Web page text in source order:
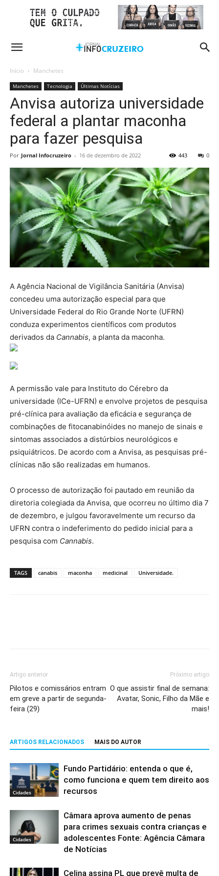
Início Manchetes
Manchetes Tecnologia Últimas Notícias
Anvisa autoriza universidade
federal a plantar maconha
para fazer pesquisa
Por Jornal Infocruzeiro - 16 de dezembro de 2022 0
443
A Agência Nacional de Vigilância Sanitária (Anvisa)
concedeu uma autorização especial para que
Universidade Federal do Rio Grande Norte (UFRN)
conduza experimentos científicos com produtos
derivados da Cannabis, a planta da maconha.
A permissão vale para Instituto do Cérebro da
universidade (ICe-UFRN) e envolve projetos de pesquisa
pré-clínica para avaliação da eficácia e segurança de
combinações de fitocanabinóides no manejo de sinais e
sintomas associados a distúrbios neurológicos e
psiquiátricos. De acordo com a Anvisa, as pesquisas pré-
clínicas não são realizadas em humanos.
O processo de autorização foi pautado em reunião da
diretoria colegiada da Anvisa, que ocorreu no último dia 7
de dezembro, e julgou favoravelmente um recurso da
UFRN contra o indeferimento do pedido inicial para a
pesquisa com Cannabis.
TAGS canabis maconha medicinal Universidade.
Artigo anterior
Pilotos e comissários entram
em greve a partir de segunda-
feira (29)
Próximo artigo
O que assistir final de semana:
Avatar, Sonic, Filho da Mãe e
mais!
ARTIGOS RELACIONADOS MAIS DO AUTOR
Cidades
Fundo Partidário: entenda o que é,
como funciona e quem tem direito aos
recursos
Cidades
Câmara aprova aumento de penas
para crimes sexuais contra crianças e
adolescentes Fonte: Agência Câmara
de Notícias
Celina assina PL que prevê multa de